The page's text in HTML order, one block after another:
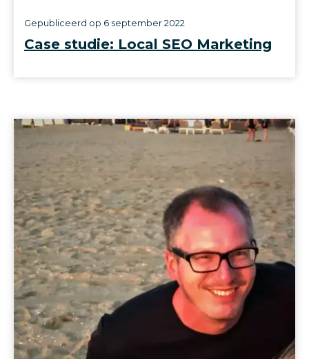
Case studie: Local SEO Marketing
Gepubliceerd op 6 september 2022